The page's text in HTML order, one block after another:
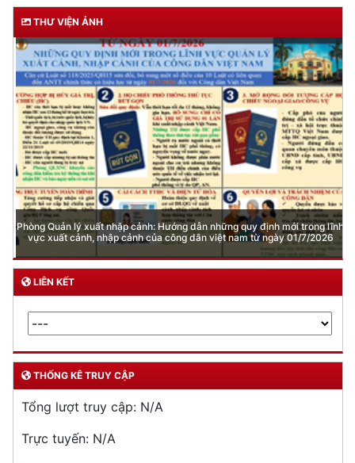
THƯ VIỆN ẢNH
Phòng Quản lý xuất nhập cảnh: Hướng dẫn những quy định mới trong lĩnh
vực xuất cảnh, nhập cảnh của công dân việt nam từ ngày 01/7/2026
LIÊN KẾT
THỐNG KÊ TRUY CẬP
Tổng lượt truy cập: N/A
Trực tuyến: N/A